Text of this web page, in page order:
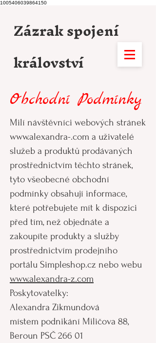
1005406039864150
Zázrak spojení
království
Obchodní Podmínky
Milí návštěvníci webových stránek
www.alexandra-.com a uživatelé
služeb a produktů prodávaných
prostřednictvím těchto stránek,
tyto všeobecné obchodní
podmínky obsahují informace,
které potřebujete mít k dispozici
před tím, než objednáte a
zakoupíte produkty a služby
prostřednictvím prodejního
portálu Simpleshop.cz nebo webu
www.alexandra-z.com
Poskytovatelky:
Alexandra Zikmundová
místem podnikání Miličova 88,
Beroun PSČ 266 01